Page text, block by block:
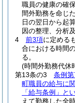
職員の健康の確
間外勤務を命じ
日の翌日から起
因の整理、分析
4
前3項に定める
合における時間
る。
(時間外勤務代休
第13条の3
条例
町職員の給与に
「給与条例」と
えて勤務した全